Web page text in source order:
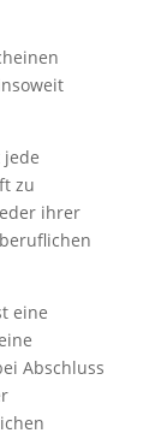
zu
ihrer
eine
Abschluss